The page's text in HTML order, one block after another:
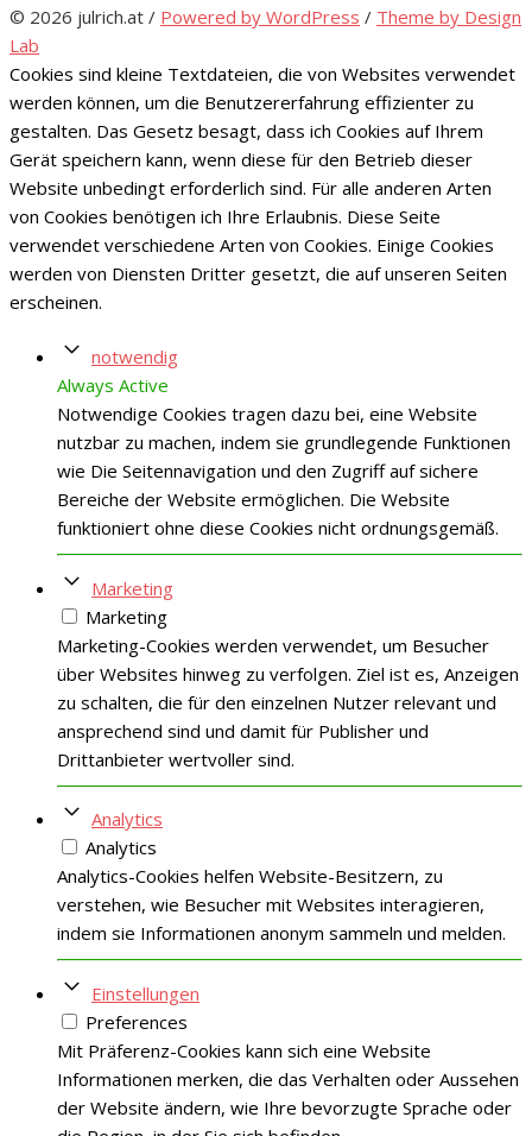
© 2026 julrich.at / Powered by WordPress / Theme by Design
Lab
Cookies sind kleine Textdateien, die von Websites verwendet
werden können, um die Benutzererfahrung effizienter zu
gestalten. Das Gesetz besagt, dass ich Cookies auf Ihrem
Gerät speichern kann, wenn diese für den Betrieb dieser
Website unbedingt erforderlich sind. Für alle anderen Arten
von Cookies benötigen ich Ihre Erlaubnis. Diese Seite
verwendet verschiedene Arten von Cookies. Einige Cookies
werden von Diensten Dritter gesetzt, die auf unseren Seiten
erscheinen.
notwendig
Always Active
Notwendige Cookies tragen dazu bei, eine Website
nutzbar zu machen, indem sie grundlegende Funktionen
wie Die Seitennavigation und den Zugriff auf sichere
Bereiche der Website ermöglichen. Die Website
funktioniert ohne diese Cookies nicht ordnungsgemäß.
Marketing
Marketing
Marketing-Cookies werden verwendet, um Besucher
über Websites hinweg zu verfolgen. Ziel ist es, Anzeigen
zu schalten, die für den einzelnen Nutzer relevant und
ansprechend sind und damit für Publisher und
Drittanbieter wertvoller sind.
Analytics
Analytics
Analytics-Cookies helfen Website-Besitzern, zu
verstehen, wie Besucher mit Websites interagieren,
indem sie Informationen anonym sammeln und melden.
Einstellungen
Preferences
Mit Präferenz-Cookies kann sich eine Website
Informationen merken, die das Verhalten oder Aussehen
der Website ändern, wie Ihre bevorzugte Sprache oder